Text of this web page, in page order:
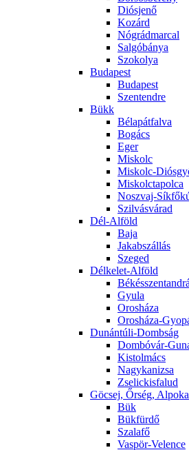
Diósjenő
Kozárd
Nógrádmarcal
Salgóbánya
Szokolya
Budapest
Budapest
Szentendre
Bükk
Bélapátfalva
Bogács
Eger
Miskolc
Miskolc-
Miskolctapolca
Noszvaj-
Szilvásvárad
Dél-Alföld
Baja
Jakabszállás
Szeged
Délkelet-Alföld
Gyula
Orosháza
Orosháza-
Dunántúli-Dombság
Dombóvár-
Kistolmács
Nagykanizsa
Zselickisfalud
Göcsej, Őrség,
Bük
Bükfürdő
Szalafő
Vaspör-Velence